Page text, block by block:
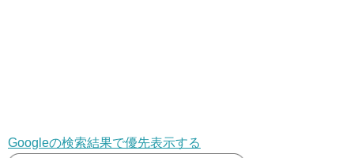
Googleの検索結果で優先表示する